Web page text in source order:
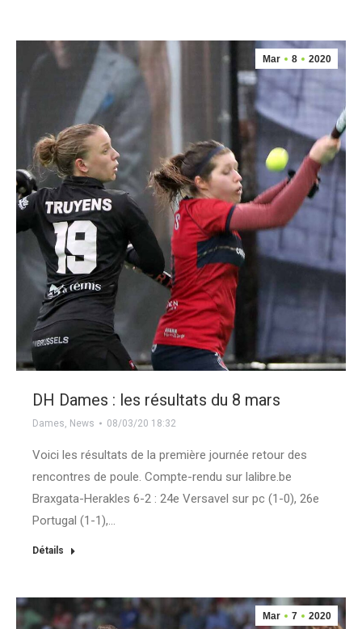
Mar 8 2020
DH Dames : les résultats du 8 mars
Dames, News 08/03/20 18:32
Voici les résultats de la première journée retour des
rencontres de poule. Compte-rendu sur lalibre.be
Braxgata-Herakles 6-2 : 24e Versavel sur pc (1-0), 26e
Portugal (1-1),…
Détails
Mar 7 2020